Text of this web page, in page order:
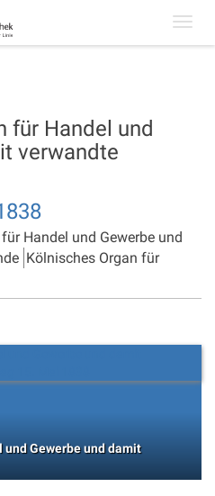
für Handel und
verwandte
Handel und Gewerbe und
Kölnisches Organ für
Gewerbe und damit